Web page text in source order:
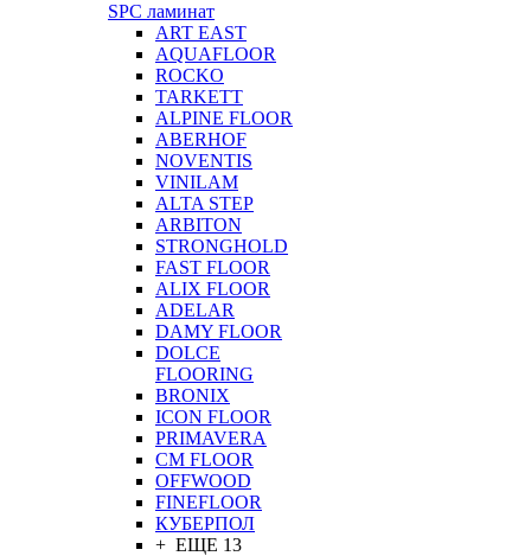
SPC ламинат
ART EAST
AQUAFLOOR
ROCKO
TARKETT
ALPINE FLOOR
ABERHOF
NOVENTIS
VINILAM
ALTA STEP
ARBITON
STRONGHOLD
FAST FLOOR
ALIX FLOOR
ADELAR
DAMY FLOOR
DOLCE
FLOORING
BRONIX
ICON FLOOR
PRIMAVERA
CM FLOOR
OFFWOOD
FINEFLOOR
КУБЕРПОЛ
+ ЕЩЕ 13